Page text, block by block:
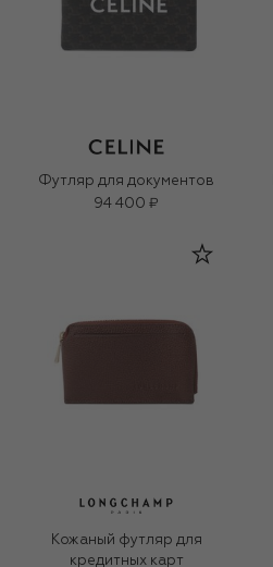
Футляр для документов
94 400 ₽
Кожаный футляр для
кредитных карт